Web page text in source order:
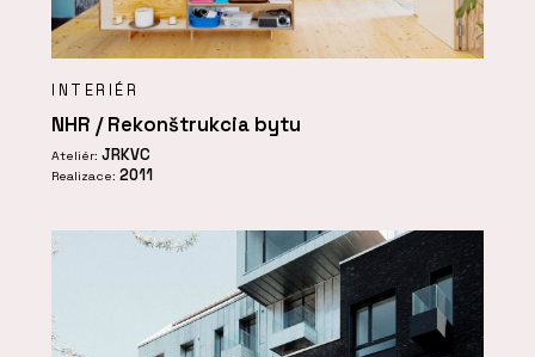
INTERIÉR
NHR / Rekonštrukcia bytu
Ateliér: JRKVC
Realizace: 2011